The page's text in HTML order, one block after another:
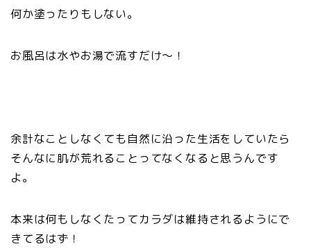
何か塗ったりもしない。
お風呂は水やお湯で流すだけ～！
余計なことしなくても自然に沿った生活をしていたら
そんなに肌が荒れることってなくなると思うんです
よ。
本来は何もしなくたってカラダは維持されるようにで
きてるはず！